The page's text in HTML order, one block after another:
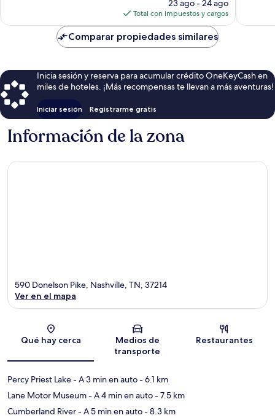
actual
es
de
$94
23 ago - 24 ago
Total con impuestos y cargos
Comparar propiedades similares
Inicia sesión y reserva para acumular crédito OneKeyCash en
miles de hoteles. ¡Más recompensas te llevan a más aventuras!
Iniciar sesión Registrarme gratis
Información de la zona
Sección del mapa
590 Donelson Pike, Nashville, TN, 37214
Ver en el mapa
Qué hay cerca
Medios de
transporte
Restaurantes
Percy Priest Lake- A 3 min en auto- 6.1 km
Lane Motor Museum- A 4 min en auto- 7.5 km
Cumberland River- A 5 min en auto- 8.3 km